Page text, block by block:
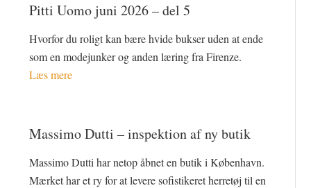
Pitti Uomo juni 2026 – del 5
Hvorfor du roligt kan bære hvide bukser uden at ende
som en modejunker og anden læring fra Firenze.
Læs mere
Massimo Dutti – inspektion af ny butik
Massimo Dutti har netop åbnet en butik i København.
Mærket har et ry for at levere sofistikeret herretøj til en